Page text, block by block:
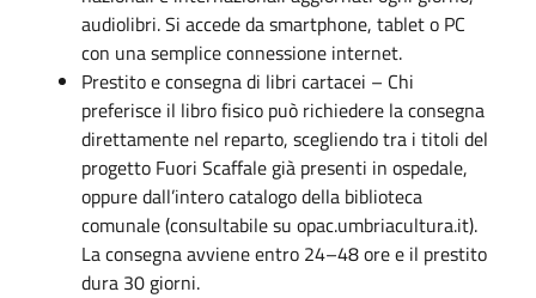
audiolibri. Si accede da smartphone, tablet o PC
con una semplice connessione internet.
Prestito e consegna di libri cartacei – Chi
preferisce il libro fisico può richiedere la consegna
direttamente nel reparto, scegliendo tra i titoli del
progetto Fuori Scaffale già presenti in ospedale,
oppure dall’intero catalogo della biblioteca
comunale (consultabile su opac.umbriacultura.it).
La consegna avviene entro 24–48 ore e il prestito
dura 30 giorni.